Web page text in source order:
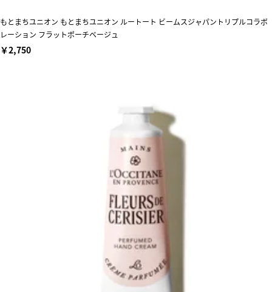
もとまちユニオン もとまちユニオン ルートート ビームスジャパントリプルコラボ
レーション フラットポーチベージュ
￥2,750